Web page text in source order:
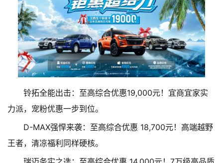
铃拓全能出击：至高综合优惠19,000元！宜商宜家实
力派，宠粉优惠一步到位。
D-MAX强悍来袭：至高综合优惠 18,700元！高端越野
王者，清凉福利同样硬核。